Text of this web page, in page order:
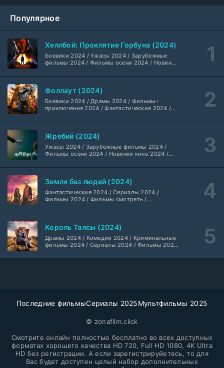
Шугар (2026)
Укрытие (2026)
1-3 сезон
5 серия
HDrezka Studio
Мыс страха (2026)
1 сезон
Dragon Money Studio
Библиотекари: Следующая глава (2026)
1-2 сезон
2 серия
1 сезон
Дубляж HDrezka St.
Анна медиум (2021-2026)
1-5 сезон
2 серия
Страна боев (2026)
Рыцарь Семи Королевств (2026)
1 сезон
6 серия
Syncmer
Популярное
Хеллбой: Проклятие Горбуна (2024)
Боевики 2024 / Ужасы 2024 / Зарубежные
фильмы 2024 / Фильмы осени 2024 / Новинки
2024 / Американские фильмы / Фильмы
высоким рейтингом / Интересные фильмы /
Крутые фильмы / Популярные фильмы
Фоллаут (2024)
Боевики 2024 / Драмы 2024 / Фильмы-
приключения 2024 / Фантастические 2024 /
смотреть / Сериалы в 4K UHD / Американские
Жребий (2024)
Ужасы 2024 / Зарубежные фильмы 2024 /
Фильмы осени 2024 / Новинки кино 2024 /
Американские фильмы / Фильмы смотреть /
фильмы / Крутые фильмы / Популярные
фильмы
Земля без людей (2024)
Фантастические 2024 / Сериалы 2024 /
Фильмы 2024 / Фильмы смотреть /
Король Талсы (2024)
Драмы 2024 / Комедии 2024 / Криминальные
фильмы 2024 / Сериалы 2024 / Фильмы 2024
Последние фильмыСериалы 2025Мультфильмы 2025
© zonafilm.click
Смотрите онлайн полностью бесплатно во всех доступных
форматах хорошего качества HD 720, Full HD 1080, 4K Ultra
HD без регистрации. А если зарегистрируйетесь, то для
Вас будет доступен целый набор дополнительных